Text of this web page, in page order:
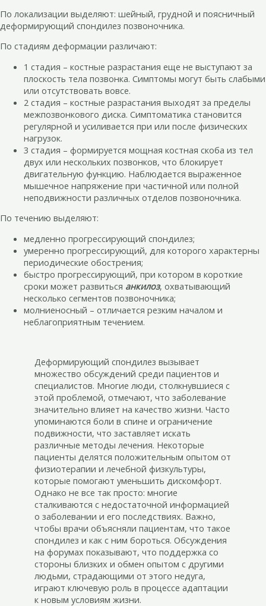
По локализации выделяют: шейный, грудной и поясничный
деформирующий спондилез позвоночника.
По стадиям деформации различают:
1 стадия – костные разрастания еще не выступают за
плоскость тела позвонка. Симптомы могут быть слабыми
или отсутствовать вовсе.
2 стадия – костные разрастания выходят за пределы
межпозвонкового диска. Симптоматика становится
регулярной и усиливается при или после физических
нагрузок.
3 стадия – формируется мощная костная скоба из тел
двух или нескольких позвонков, что блокирует
двигательную функцию. Наблюдается выраженное
мышечное напряжение при частичной или полной
неподвижности различных отделов позвоночника.
По течению выделяют:
медленно прогрессирующий спондилез;
умеренно прогрессирующий, для которого характерны
периодические обострения;
быстро прогрессирующий, при котором в короткие
сроки может развиться анкилоз, охватывающий
несколько сегментов позвоночника;
молниеносный – отличается резким началом и
неблагоприятным течением.
Деформирующий спондилез вызывает
множество обсуждений среди пациентов и
специалистов. Многие люди, столкнувшиеся с
этой проблемой, отмечают, что заболевание
значительно влияет на качество жизни. Часто
упоминаются боли в спине и ограничение
подвижности, что заставляет искать
различные методы лечения. Некоторые
пациенты делятся положительным опытом от
физиотерапии и лечебной физкультуры,
которые помогают уменьшить дискомфорт.
Однако не все так просто: многие
сталкиваются с недостаточной информацией
о заболевании и его последствиях. Важно,
чтобы врачи объясняли пациентам, что такое
спондилез и как с ним бороться. Обсуждения
на форумах показывают, что поддержка со
стороны близких и обмен опытом с другими
людьми, страдающими от этого недуга,
играют ключевую роль в процессе адаптации
к новым условиям жизни.